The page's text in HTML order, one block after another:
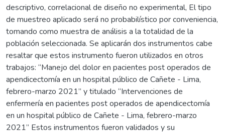
descriptivo, correlacional de diseño no experimental, El tipo
de muestreo aplicado será no probabilístico por conveniencia,
tomando como muestra de análisis a la totalidad de la
población seleccionada. Se aplicarán dos instrumentos cabe
resaltar que estos instrumento fueron utilizados en otros
trabajos: “Manejo del dolor en pacientes post operados de
apendicectomía en un hospital público de Cañete - Lima,
febrero-marzo 2021” y titulado “Intervenciones de
enfermería en pacientes post operados de apendicectomía
en un hospital público de Cañete - Lima, febrero-marzo
2021” Estos instrumentos fueron validados y su